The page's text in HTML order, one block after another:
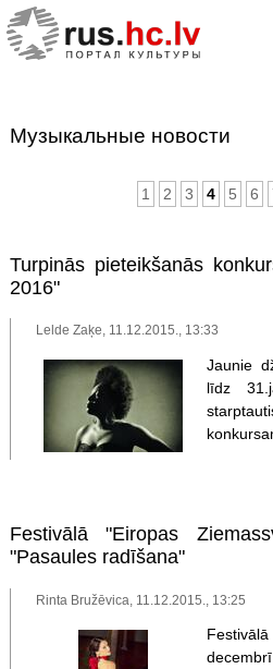
Музыкальные новости
1 2 3 4 5 6
Turpinās pieteikšanās
2016"
Lelde Zaķe, 11.12.2015., 13:33
Jaunie
līdz
Festivālā "Eiropas
"Pasaules radīšana"
Rinta Bružēvica, 11.12.2015., 13:25